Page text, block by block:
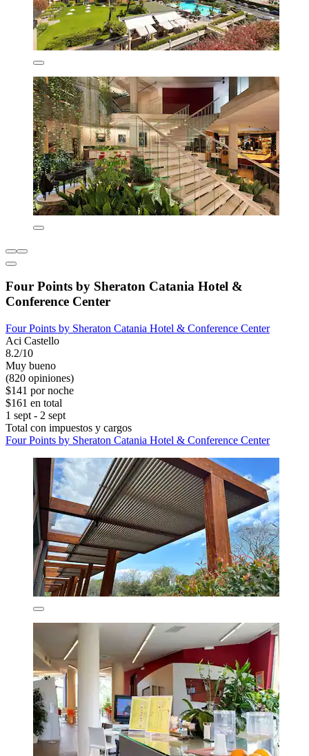
Four Points by Sheraton Catania Hotel &
Conference Center
Four Points by Sheraton Catania Hotel & Conference Center
Aci Castello
8.2/10
Muy bueno
(820 opiniones)
$141 por noche
$161 en total
1 sept - 2 sept
Total con impuestos y cargos
Four Points by Sheraton Catania Hotel & Conference Center